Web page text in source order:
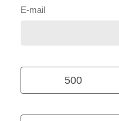
E-mail
500